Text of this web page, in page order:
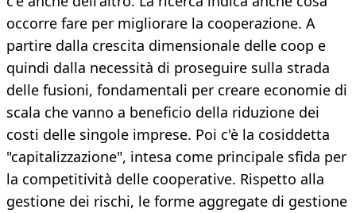
occorre fare per migliorare la cooperazione. A
partire dalla crescita dimensionale delle coop e
quindi dalla necessità di proseguire sulla strada
delle fusioni, fondamentali per creare economie di
scala che vanno a beneficio della riduzione dei
costi delle singole imprese. Poi c'è la cosiddetta
"capitalizzazione", intesa come principale sfida per
la competitività delle cooperative. Rispetto alla
gestione dei rischi, le forme aggregate di gestione